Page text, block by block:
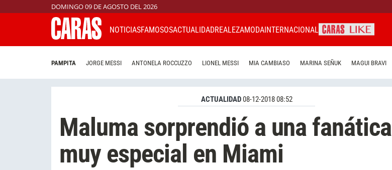
DOMINGO 09 DE AGOSTO DEL 2026
NOTICIASFAMOSOSACTUALIDADREALEZAMODAINTERNACIONAL
PAMPITA JORGE MESSI ANTONELA ROCCUZZO LIONEL MESSI MIA CAMBIASO MARINA SEÑUK MAGUI BRAVI
ACTUALIDAD08-12-2018 08:52
Maluma sorprendió a una fanática
muy especial en Miami